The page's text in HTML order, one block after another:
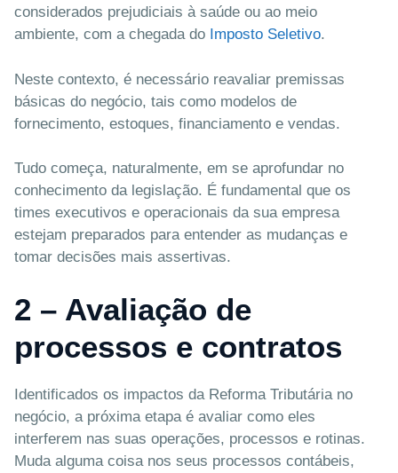
considerados prejudiciais à saúde ou ao meio
ambiente, com a chegada do Imposto Seletivo.
Neste contexto, é necessário reavaliar premissas
básicas do negócio, tais como modelos de
fornecimento, estoques, financiamento e vendas.
Tudo começa, naturalmente, em se aprofundar no
conhecimento da legislação. É fundamental que os
times executivos e operacionais da sua empresa
estejam preparados para entender as mudanças e
tomar decisões mais assertivas.
2 – Avaliação de
processos e contratos
Identificados os impactos da Reforma Tributária no
negócio, a próxima etapa é avaliar como eles
interferem nas suas operações, processos e rotinas.
Muda alguma coisa nos seus processos contábeis,